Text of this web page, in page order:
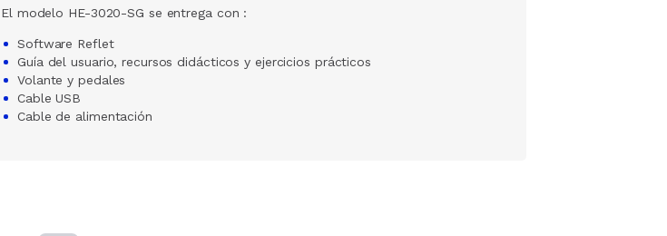
El modelo HE-3020-SG se entrega con :
Software Reflet
Guía del usuario, recursos didácticos y ejercicios prácticos
Volante y pedales
Cable USB
Cable de alimentación